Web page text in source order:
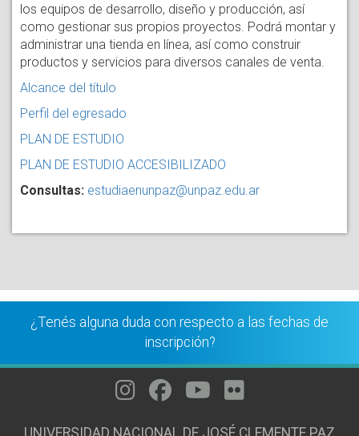
los equipos de desarrollo, diseño y producción, así
como gestionar sus propios proyectos. Podrá montar y
administrar una tienda en línea, así como construir
productos y servicios para diversos canales de venta.
Alcance del título
Perfil del egresado
PLAN DE ESTUDIO
PLAN DE ESTUDIO ACCESIBILIZADO
Consultas: estudiaenunpaz@unpaz.edu.ar
¿Tenés alguna duda con respecto a las fechas de
inscripción?